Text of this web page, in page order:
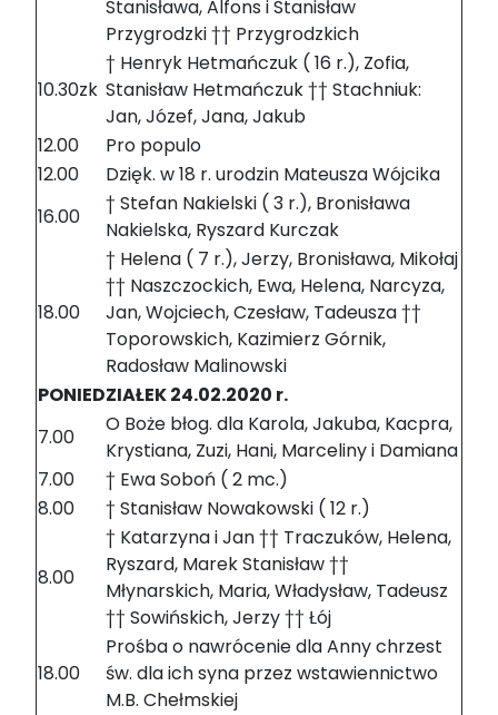
Stanisława, Alfons i Stanisław
Przygrodzki †† Przygrodzkich
10.30zk
† Henryk Hetmańczuk ( 16 r.), Zofia,
Stanisław Hetmańczuk †† Stachniuk:
Jan, Józef, Jana, Jakub
12.00
Pro populo
12.00
Dzięk. w 18 r. urodzin Mateusza Wójcika
16.00
† Stefan Nakielski ( 3 r.), Bronisława
Nakielska, Ryszard Kurczak
18.00
† Helena ( 7 r.), Jerzy, Bronisława, Mikołaj
†† Naszczockich, Ewa, Helena, Narcyza,
Jan, Wojciech, Czesław, Tadeusza ††
Toporowskich, Kazimierz Górnik,
Radosław Malinowski
PONIEDZIAŁEK 24.02.2020 r.
7.00
O Boże błog. dla Karola, Jakuba, Kacpra,
Krystiana, Zuzi, Hani, Marceliny i Damiana
7.00
† Ewa Soboń ( 2 mc.)
8.00
† Stanisław Nowakowski ( 12 r.)
8.00
† Katarzyna i Jan †† Traczuków, Helena,
Ryszard, Marek Stanisław ††
Młynarskich, Maria, Władysław, Tadeusz
†† Sowińskich, Jerzy †† Łój
18.00
Prośba o nawrócenie dla Anny chrzest
św. dla ich syna przez wstawiennictwo
M.B. Chełmskiej